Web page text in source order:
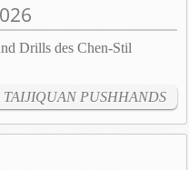
Drills des Chen-Stil
TAIJIQUAN PUSHHANDS